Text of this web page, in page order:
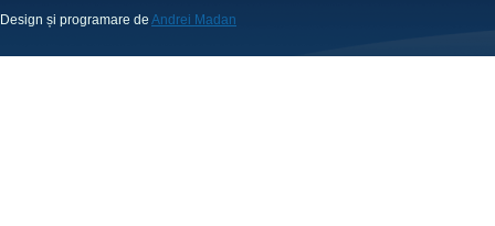
Design și programare de Andrei Madan